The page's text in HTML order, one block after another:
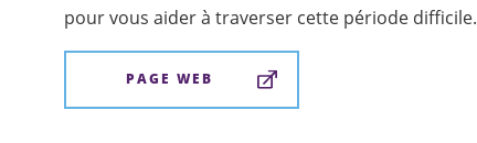
pour vous aider à traverser cette période difficile.
PAGE WEB